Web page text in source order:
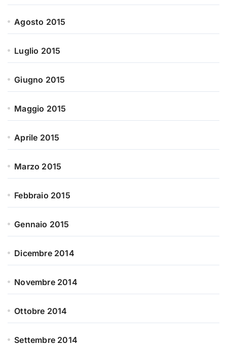
Agosto 2015
Luglio 2015
Giugno 2015
Maggio 2015
Aprile 2015
Marzo 2015
Febbraio 2015
Gennaio 2015
Dicembre 2014
Novembre 2014
Ottobre 2014
Settembre 2014